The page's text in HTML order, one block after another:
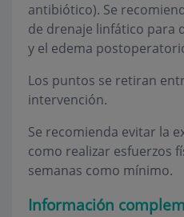
antibiótico). Se
de drenaje linfático para
y el edema
Los puntos se retiran
intervención.
Se recomienda evitar la
como realizar esfuerzos
semanas como mínimo.
Información